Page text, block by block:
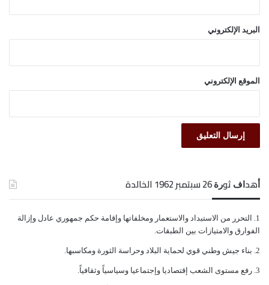
البريد الإلكتروني
الموقع الإلكتروني
ﺃﻫﺪﺍﻑ ﺛﻮﺭﺓ 26 ﺳﺒﺘﻤﺒﺮ 1962 الخالدة
ﺍﻟﺘﺤﺮﺭ ﻣﻦ ﺍﻻﺳﺘﺒﺪﺍﺩ ﻭﺍﻻﺳﺘﻌﻤﺎﺭ ﻭﻣﺨﻠﻔﺎﺗﻬﺎ ﻭﺇﻗﺎﻣﺔ ﺣﻜﻢ ﺟﻤﻬﻮﺭﻱ ﻋﺎﺩﻝ ﻭﺇﺯﺍﻟﺔ
ﺍﻟﻔﻮﺍﺭﻕ ﻭﺍﻻﻣﺘﻴﺎﺯﺍﺕ ﺑﻴﻦ ﺍﻟﻄﺒﻘﺎﺕ.
ﺑﻨﺎﺀ ﺟﻴﺶ ﻭﻃﻨﻲ ﻗﻮﻱ ﻟﺤﻤﺎﻳﺔ ﺍﻟﺒﻼﺩ ﻭﺣﺮﺍﺳﺔ ﺍﻟﺜﻮﺭﺓ ﻭﻣﻜﺎﺳﺒﻬﺎ.
ﺭﻓﻊ ﻣﺴﺘﻮﻯ ﺍﻟﺸﻌﺐ ﺇﻗﺘﺼﺎﺩﻳﺎ ﻭﺇﺟﺘﻤﺎﻋﻴﺎ ﻭﺳﻴﺎﺳﻴﺎً ﻭﺛﻘﺎﻓﻴﺎً.